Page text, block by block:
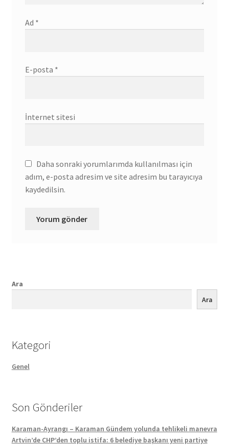
Ad *
E-posta *
İnternet sitesi
Daha sonraki yorumlarımda kullanılması için
adım, e-posta adresim ve site adresim bu tarayıcıya
kaydedilsin.
Ara
Ara
Kategori
Genel
Son Gönderiler
Karaman-Ayrangı – Karaman Gündem yolunda tehlikeli manevra
Artvin’de CHP’den toplu istifa: 6 belediye başkanı yeni partiye